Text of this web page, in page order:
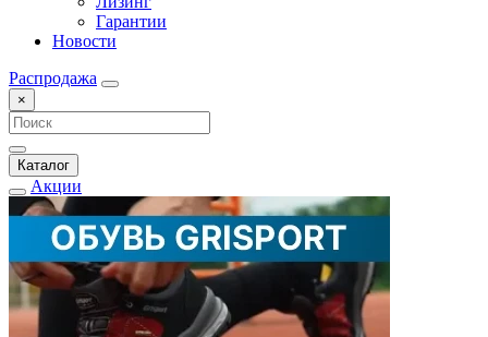
Гарантии
Новости
Распродажа
×
Каталог
Акции